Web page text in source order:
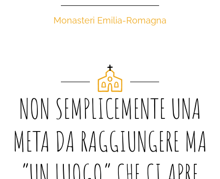
Monasteri Emilia-Romagna
NON SEMPLICEMENTE UNA
META DA RAGGIUNGERE MA